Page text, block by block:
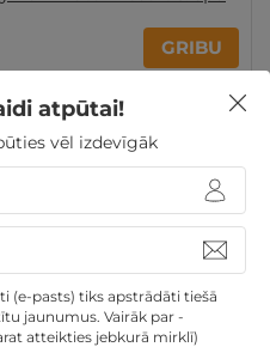
GRIBU
atpūta pārim
Atpūta
un administrācijas
atpūtai!
vēl izdevīgāk
(e-pasts) tiks apstrādāti tiešā
jaunumus. Vairāk par -
atteikties jebkurā mirklī)